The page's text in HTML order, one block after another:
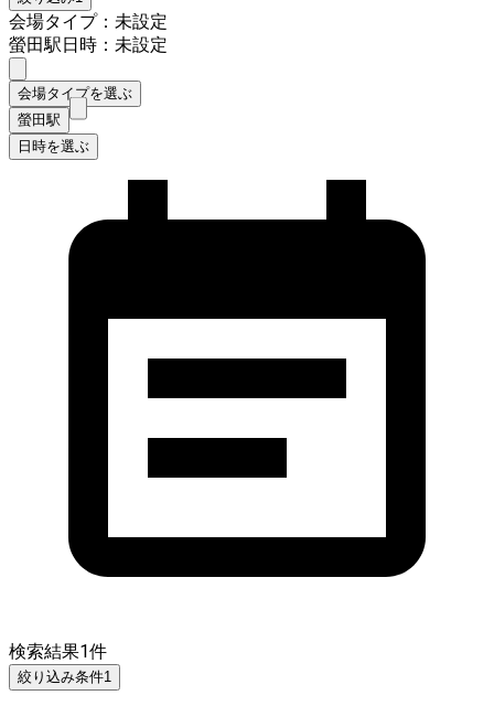
会場タイプ：未設定
螢田駅日時：未設定
会場タイプを選ぶ
螢田駅
日時を選ぶ
検索結果1件
絞り込み条件1